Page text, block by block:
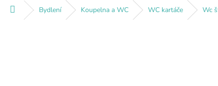
Domů Bydlení Koupelna a WC WC kartáče Wc